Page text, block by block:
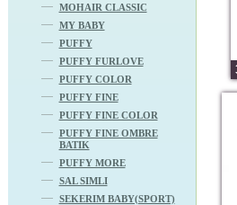
MOHAIR CLASSIC
MY BABY
PUFFY
PUFFY FURLOVE
PUFFY COLOR
PUFFY FINE
PUFFY FINE COLOR
PUFFY FINE OMBRE
BATIK
PUFFY MORE
SAL SIMLI
SEKERIM BABY(SPORT)